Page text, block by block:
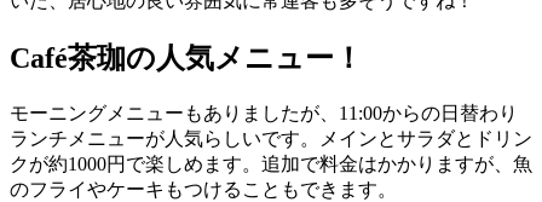
Café茶珈の人気メニュー！
モーニングメニューもありましたが、11:00からの日替わり
ランチメニューが人気らしいです。メインとサラダとドリン
クが約1000円で楽しめます。追加で料金はかかりますが、魚
のフライやケーキもつけることもできます。